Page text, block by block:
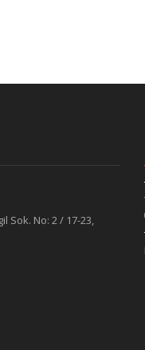
Sok. No: 2 / 17-23,